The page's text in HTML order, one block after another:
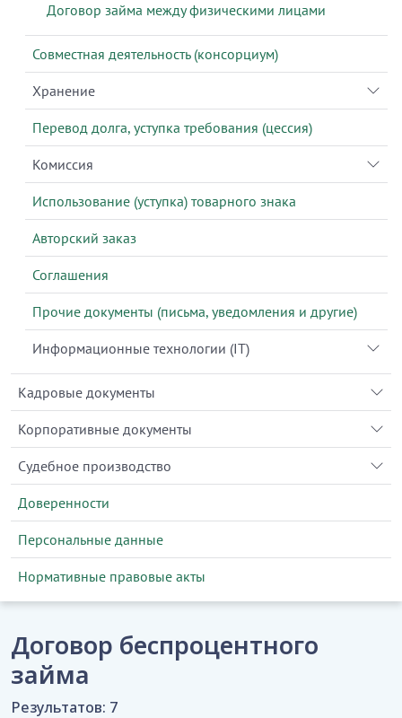
Договор займа между физическими лицами
Совместная деятельность (консорциум)
Хранение
Перевод долга, уступка требования (цессия)
Комиссия
Использование (уступка) товарного знака
Авторский заказ
Соглашения
Прочие документы (письма, уведомления и другие)
Информационные технологии (IT)
Кадровые документы
Корпоративные документы
Судебное производство
Доверенности
Персональные данные
Нормативные правовые акты
Договор беспроцентного
займа
Результатов: 7